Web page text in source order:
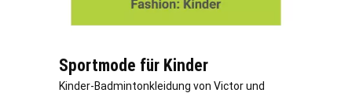
Sportmode für Kinder
Kinder-Badmintonkleidung von Victor und